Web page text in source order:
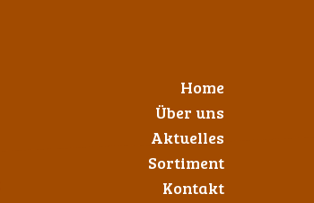
Home
Über uns
Aktuelles
Sortiment
Kontakt